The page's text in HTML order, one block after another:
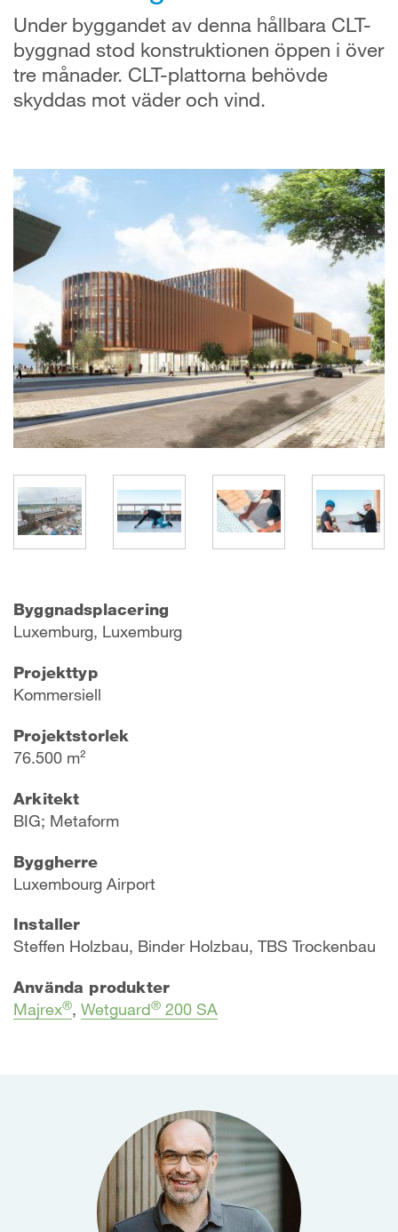
Under byggandet av denna hållbara CLT-
byggnad stod konstruktionen öppen i över
tre månader. CLT-plattorna behövde
skyddas mot väder och vind.
Byggnadsplacering
Luxemburg, Luxemburg
Projekttyp
Kommersiell
Projektstorlek
76.500 m²
Arkitekt
BIG; Metaform
Byggherre
Luxembourg Airport
Installer
Steffen Holzbau, Binder Holzbau, TBS Trockenbau
Använda produkter
Majrex®, Wetguard® 200 SA